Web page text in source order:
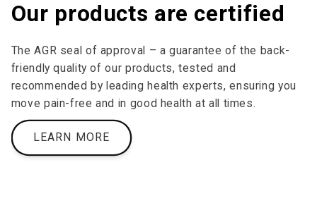
Our products are certified
The AGR seal of approval – a guarantee of the back-
friendly quality of our products, tested and
recommended by leading health experts, ensuring you
move pain-free and in good health at all times.
LEARN MORE